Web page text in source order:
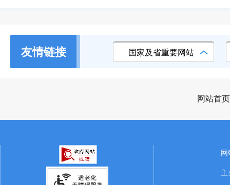
友情链接 国家及省重要网站
网站首页